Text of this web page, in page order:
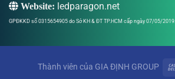
Website: ledparagon.net
GPĐKKD số 0315654905 do Sở KH & ĐT TP.HCM cấp ngày 07/05/2019.
Thành viên của GIA ĐỊNH GROUP